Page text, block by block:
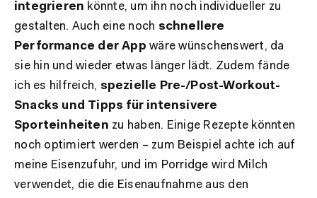
integrieren könnte, um ihn noch individueller zu
gestalten. Auch eine noch schnellere
Performance der App wäre wünschenswert, da
sie hin und wieder etwas länger lädt. Zudem fände
ich es hilfreich, spezielle Pre-/Post-Workout-
Snacks und Tipps für intensivere
Sporteinheiten zu haben. Einige Rezepte könnten
noch optimiert werden – zum Beispiel achte ich auf
meine Eisenzufuhr, und im Porridge wird Milch
verwendet, die die Eisenaufnahme aus den